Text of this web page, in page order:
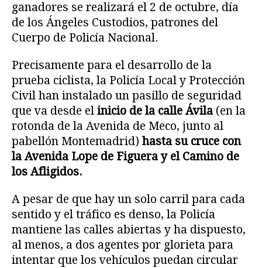
ganadores se realizará el 2 de octubre, día
de los Ángeles Custodios, patrones del
Cuerpo de Policía Nacional.
Precisamente para el desarrollo de la
prueba ciclista, la Policía Local y Protección
Civil han instalado un pasillo de seguridad
que va desde el inicio de la calle Ávila (en la
rotonda de la Avenida de Meco, junto al
pabellón Montemadrid) hasta su cruce con
la Avenida Lope de Figuera y el Camino de
los Afligidos.
A pesar de que hay un solo carril para cada
sentido y el tráfico es denso, la Policía
mantiene las calles abiertas y ha dispuesto,
al menos, a dos agentes por glorieta para
intentar que los vehículos puedan circular